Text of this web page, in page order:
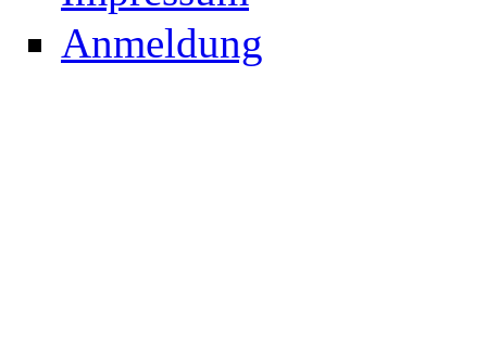
Anmeldung